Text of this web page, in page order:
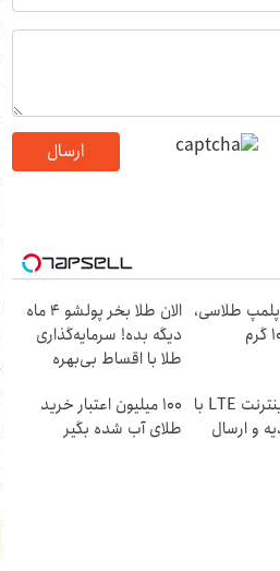
ارسال
طلاسی،
الان طلا بخر پولشو 4 ماه
دیگه بده! سرمایه‌گذاری
طلا با اقساط بی‌بهره
فروش ویژه اینترنت LTE با
و ارسال
100 میلیون اعتبار خرید
طلای آب شده بگیر